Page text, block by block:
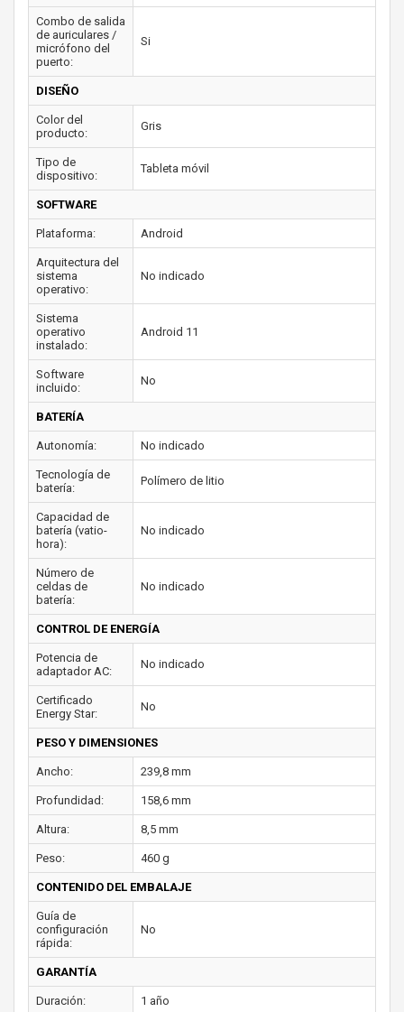
Combo de salida
de auriculares /
micrófono del
puerto:
Si
DISEÑO
Color del
producto:
Gris
Tipo de
dispositivo:
Tableta móvil
SOFTWARE
Plataforma: Android
Arquitectura del
sistema
operativo:
No indicado
Sistema
operativo
instalado:
Android 11
Software
incluido:
No
BATERÍA
Autonomía: No indicado
Tecnología de
batería:
Polímero de litio
Capacidad de
batería (vatio-
hora):
No indicado
Número de
celdas de
batería:
No indicado
CONTROL DE ENERGÍA
Potencia de
adaptador AC:
No indicado
Certificado
Energy Star:
No
PESO Y DIMENSIONES
Ancho: 239,8 mm
Profundidad: 158,6 mm
Altura: 8,5 mm
Peso: 460 g
CONTENIDO DEL EMBALAJE
Guía de
configuración
rápida:
No
GARANTÍA
Duración: 1 año